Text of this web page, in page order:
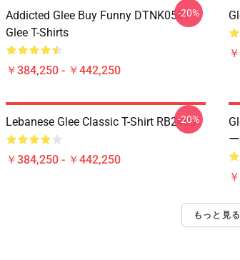
Addicted Glee Buy Funny DTNK0501
Glee T-Shirts
￥384,250 - ￥442,250
-20%
Lebanese Glee Classic T-Shirt RB2403
￥384,250 - ￥442,250
-20%
もっと見る